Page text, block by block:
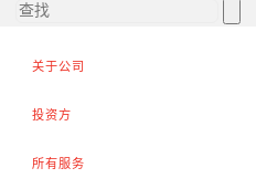
关于公司
投资方
所有服务
在俄罗斯采购（为外国公司服务）
.